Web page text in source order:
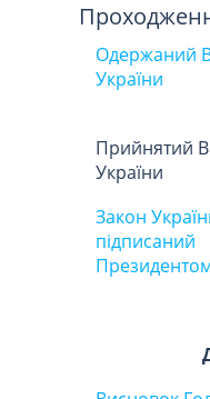
Одержаний
України
Прийнятий
України
Закон
підписаний